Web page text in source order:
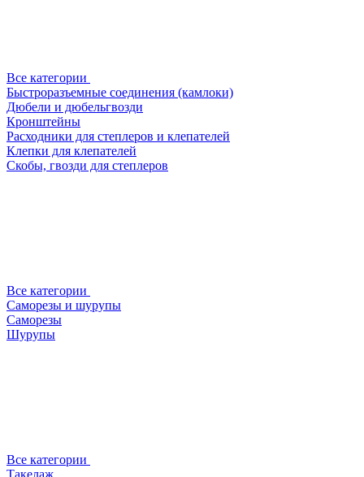
Все категории
Быстроразъемные соединения (камлоки)
Дюбели и дюбельгвозди
Кронштейны
Расходники для степлеров и клепателей
Клепки для клепателей
Скобы, гвозди для степлеров
Все категории
Саморезы и шурупы
Саморезы
Шурупы
Все категории
Такелаж